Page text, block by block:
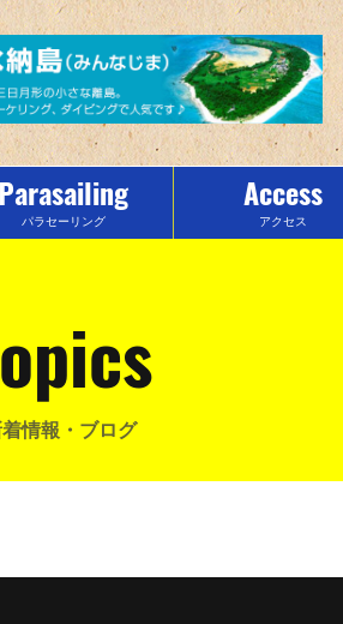
Parasailing
パラセーリング
Access
アクセス
着情報・ブログ